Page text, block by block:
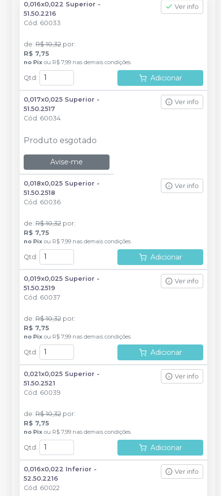
0,016x0,022 Superior -
51.50.2216
Cód. 60033
Ver info
de: R$ 10,32 por:
R$ 7,75
no Pix ou R$ 7,99 nas demais condições
Qtd : Adicionar
0,017x0,025 Superior -
51.50.2517
Cód. 60034
Ver info
Produto esgotado
Avise-me
0,018x0,025 Superior -
51.50.2518
Cód. 60036
Ver info
de: R$ 10,32 por:
R$ 7,75
no Pix ou R$ 7,99 nas demais condições
Qtd : Adicionar
0,019x0,025 Superior -
51.50.2519
Cód. 60037
Ver info
de: R$ 10,32 por:
R$ 7,75
no Pix ou R$ 7,99 nas demais condições
Qtd : Adicionar
0,021x0,025 Superior -
51.50.2521
Cód. 60039
Ver info
de: R$ 10,32 por:
R$ 7,75
no Pix ou R$ 7,99 nas demais condições
Qtd : Adicionar
0,016x0,022 Inferior -
52.50.2216
Cód. 60022
Ver info